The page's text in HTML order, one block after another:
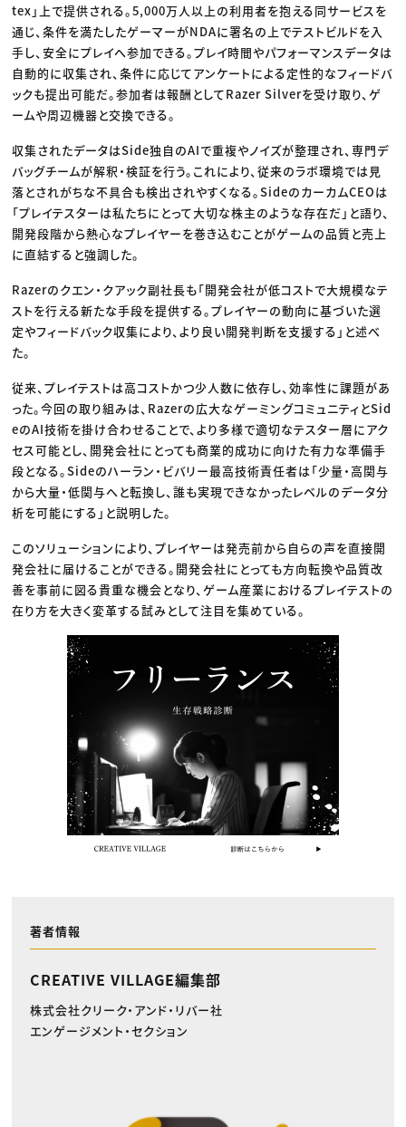
tex」上で提供される。5,000万人以上の利用者を抱える同サービスを
通じ、条件を満たしたゲーマーがNDAに署名の上でテストビルドを入
手し、安全にプレイへ参加できる。プレイ時間やパフォーマンスデータは
自動的に収集され、条件に応じてアンケートによる定性的なフィードバ
ックも提出可能だ。参加者は報酬としてRazer Silverを受け取り、ゲ
ームや周辺機器と交換できる。
収集されたデータはSide独自のAIで重複やノイズが整理され、専門デ
バッグチームが解釈・検証を行う。これにより、従来のラボ環境では見
落とされがちな不具合も検出されやすくなる。SideのカーカムCEOは
「プレイテスターは私たちにとって大切な株主のような存在だ」と語り、
開発段階から熱心なプレイヤーを巻き込むことがゲームの品質と売上
に直結すると強調した。
Razerのクエン・クアック副社長も「開発会社が低コストで大規模なテ
ストを行える新たな手段を提供する。プレイヤーの動向に基づいた選
定やフィードバック収集により、より良い開発判断を支援する」と述べ
た。
従来、プレイテストは高コストかつ少人数に依存し、効率性に課題があ
った。今回の取り組みは、Razerの広大なゲーミングコミュニティとSid
eのAI技術を掛け合わせることで、より多様で適切なテスター層にアク
セス可能とし、開発会社にとっても商業的成功に向けた有力な準備手
段となる。Sideのハーラン・ビバリー最高技術責任者は「少量・高関与
から大量・低関与へと転換し、誰も実現できなかったレベルのデータ分
析を可能にする」と説明した。
このソリューションにより、プレイヤーは発売前から自らの声を直接開
発会社に届けることができる。開発会社にとっても方向転換や品質改
善を事前に図る貴重な機会となり、ゲーム産業におけるプレイテストの
在り方を大きく変革する試みとして注目を集めている。
著者情報
CREATIVE VILLAGE編集部
株式会社クリーク・アンド・リバー社
エンゲージメント・セクション